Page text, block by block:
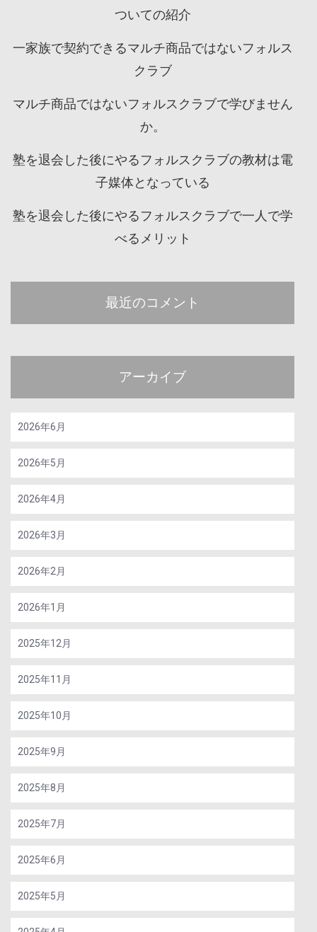
ついての紹介
一家族で契約できるマルチ商品ではないフォルス
クラブ
マルチ商品ではないフォルスクラブで学びません
か。
塾を退会した後にやるフォルスクラブの教材は電
子媒体となっている
塾を退会した後にやるフォルスクラブで一人で学
べるメリット
最近のコメント
アーカイブ
2026年6月
2026年5月
2026年4月
2026年3月
2026年2月
2026年1月
2025年12月
2025年11月
2025年10月
2025年9月
2025年8月
2025年7月
2025年6月
2025年5月